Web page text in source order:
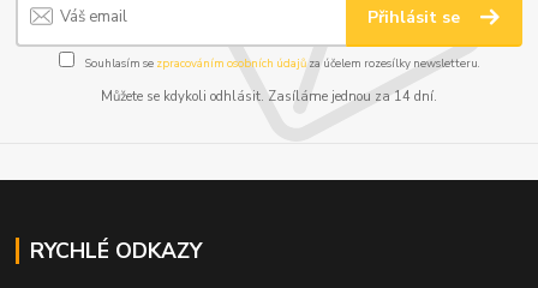
Přihlásit se
Souhlasím se zpracováním osobních údajůza účelem rozesílky newsletteru.
Můžete se kdykoli odhlásit. Zasíláme jednou za 14 dní.
RYCHLÉ ODKAZY